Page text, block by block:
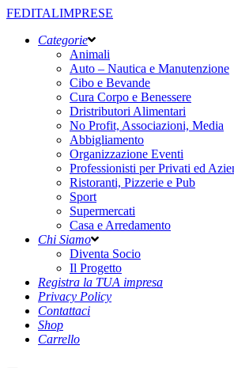
FEDITALIMPRESE
Categorie
Animali
Auto – Nautica e Manutenzione
Cibo e Bevande
Cura Corpo e Benessere
Dristributori Alimentari
No Profit, Associazioni, Media
Abbigliamento
Organizzazione Eventi
Professionisti per Privati ed
Ristoranti, Pizzerie e Pub
Sport
Supermercati
Casa e Arredamento
Chi Siamo
Diventa Socio
Il Progetto
Registra la TUA impresa
Privacy Policy
Contattaci
Shop
Carrello